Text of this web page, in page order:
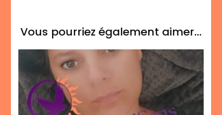
Vous pourriez également aimer...